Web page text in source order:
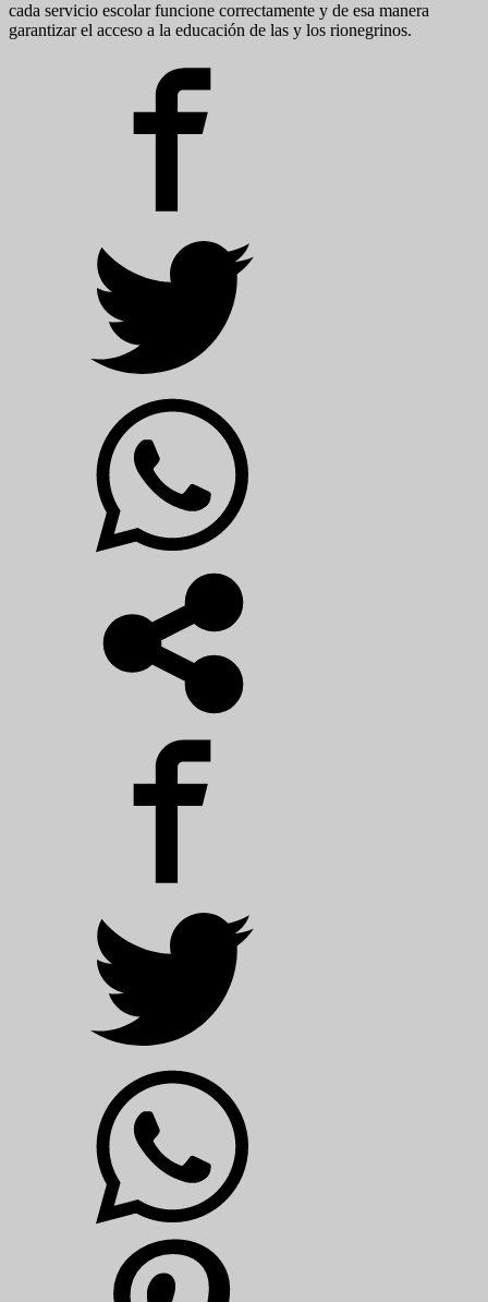
cada servicio escolar funcione correctamente y de esa manera
garantizar el acceso a la educación de las y los rionegrinos.